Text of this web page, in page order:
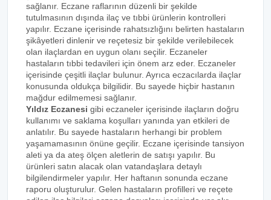
sağlanır. Eczane raflarının düzenli bir şekilde
tutulmasının dışında ilaç ve tıbbi ürünlerin kontrolleri
yapılır. Eczane içerisinde rahatsızlığını belirten hastaların
şikâyetleri dinlenir ve reçetesiz bir şekilde verilebilecek
olan ilaçlardan en uygun olanı seçilir. Eczaneler
hastaların tıbbi tedavileri için önem arz eder. Eczaneler
içerisinde çeşitli ilaçlar bulunur. Ayrıca eczacılarda ilaçlar
konusunda oldukça bilgilidir. Bu sayede hiçbir hastanın
mağdur edilmemesi sağlanır.
Yıldız Eczanesi gibi eczaneler içerisinde ilaçların doğru
kullanımı ve saklama koşulları yanında yan etkileri de
anlatılır. Bu sayede hastaların herhangi bir problem
yaşamamasının önüne geçilir. Eczane içerisinde tansiyon
aleti ya da ateş ölçen aletlerin de satışı yapılır. Bu
ürünleri satın alacak olan vatandaşlara detaylı
bilgilendirmeler yapılır. Her haftanın sonunda eczane
raporu oluşturulur. Gelen hastaların profilleri ve reçete